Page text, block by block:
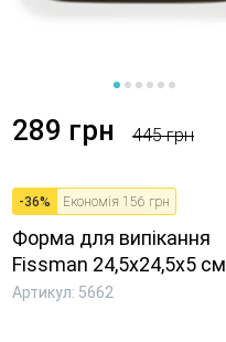
289 грн 445 грн
-36% Економія 156 грн
Форма для випікання
Fissman 24,5х24,5x5 см
(5662)
Артикул: 5662